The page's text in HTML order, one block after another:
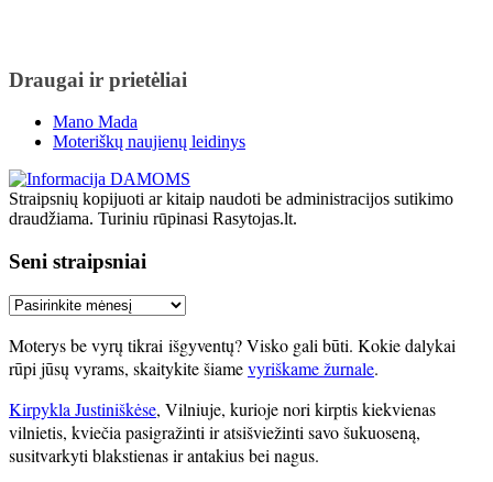
Draugai ir prietėliai
Mano Mada
Moteriškų naujienų leidinys
Straipsnių kopijuoti ar kitaip naudoti be administracijos sutikimo
draudžiama. Turiniu rūpinasi Rasytojas.lt.
Seni straipsniai
Seni
Moterys be vyrų tikrai išgyventų? Visko gali būti. Kokie dalykai
rūpi jūsų vyrams, skaitykite šiamevyriškame žurnale.
Kirpykla Justiniškėse, Vilniuje, kurioje nori kirptis kiekvienas
vilnietis, kviečia pasigražinti ir atsišviežinti savo šukuoseną,
susitvarkyti blakstienas ir antakius bei nagus.